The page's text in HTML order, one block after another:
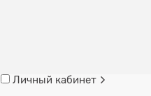
Личный кабинет